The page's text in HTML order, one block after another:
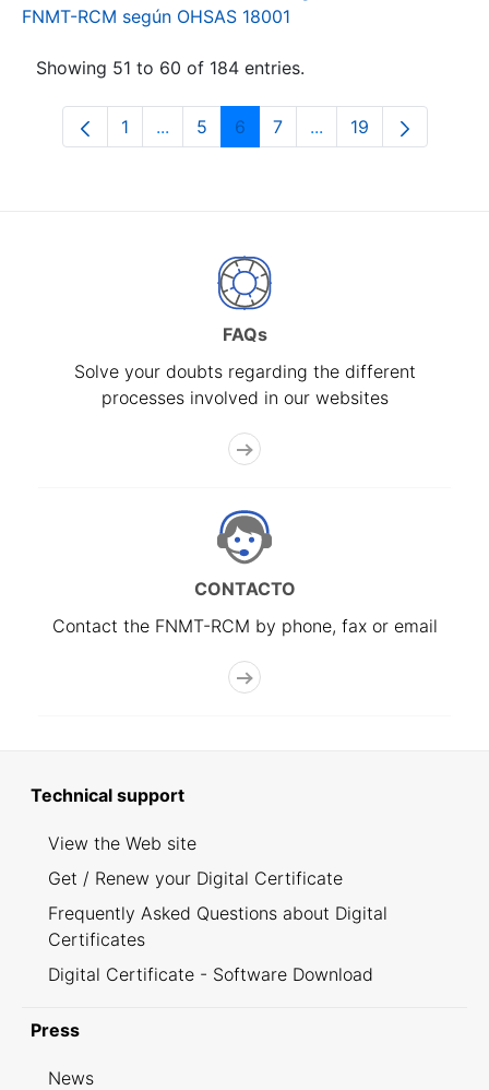
FNMT-RCM según OHSAS 18001
Showing 51 to 60 of 184 entries.
Page
1 ...Intermediate Pages Use TAB to
Page
5 Page
6 Page
7 ...Intermediate Pages
Page
19
FAQs
Solve your doubts regarding the different
processes involved in our websites
CONTACTO
Contact the FNMT-RCM by phone, fax or email
Technical support
View the Web site
Get / Renew your Digital Certificate
Frequently Asked Questions about Digital
Certificates
Digital Certificate - Software Download
Press
News